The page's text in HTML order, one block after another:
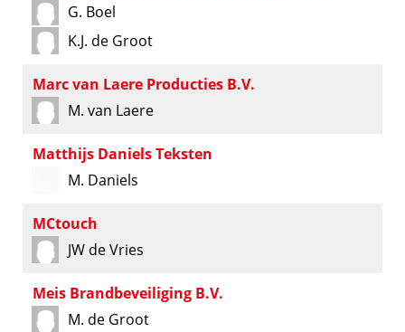
G. Boel
K.J. de Groot
Marc van Laere Producties B.V.
M. van Laere
Matthijs Daniels Teksten
M. Daniels
MCtouch
JW de Vries
Meis Brandbeveiliging B.V.
M. de Groot